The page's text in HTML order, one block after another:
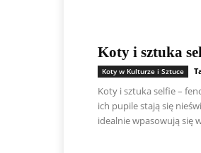
Koty i sztuka
Koty w Kulturze i Sztuce
Koty i sztuka selfie –
ich pupile stają się
idealnie wpasowują się